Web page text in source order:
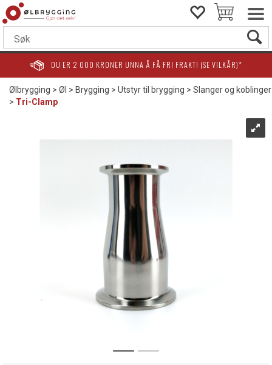
DU ER 2 000 KRONER UNNA Å FÅ FRI FRAKT! (SE VILKÅR)*
Ølbrygging>Øl >Brygging>Utstyr til brygging>Slanger og koblinger
>Tri-Clamp